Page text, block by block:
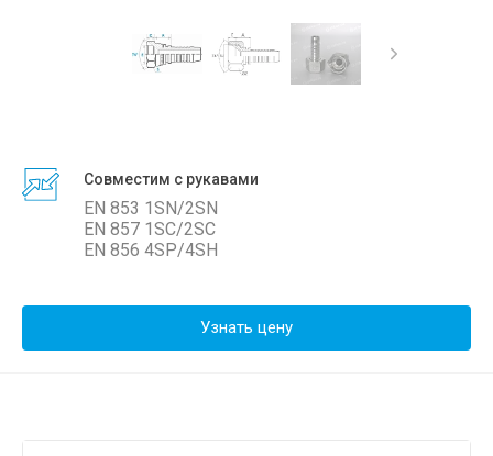
Совместим с рукавами
EN 853 1SN/2SN
EN 857 1SC/2SС
EN 856 4SP/4SH
Узнать цену